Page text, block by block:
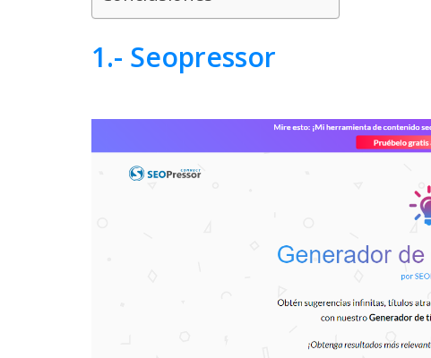
1.- Seopressor